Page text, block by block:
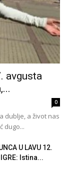
avgusta
0
dublje, a život nas
dugo...
U LAVU 12.
Istina...